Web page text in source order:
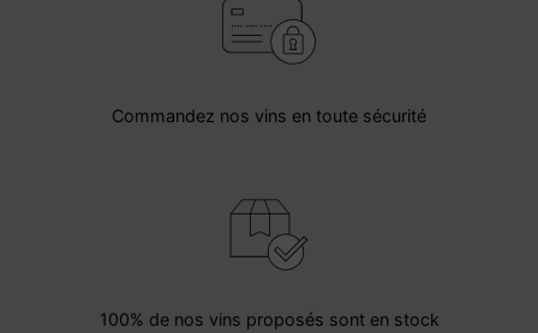
Commandez nos vins en toute sécurité
100% de nos vins proposés sont en stock